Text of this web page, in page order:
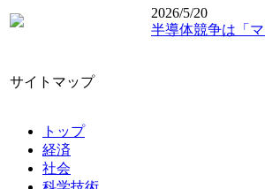
2026/5/20
半導体競争は「
サイトマップ
トップ
経済
社会